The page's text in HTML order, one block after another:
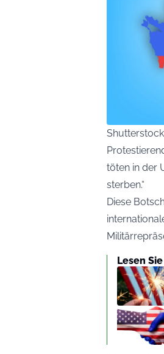
töten in der
sterben.“
Diese
Lesen